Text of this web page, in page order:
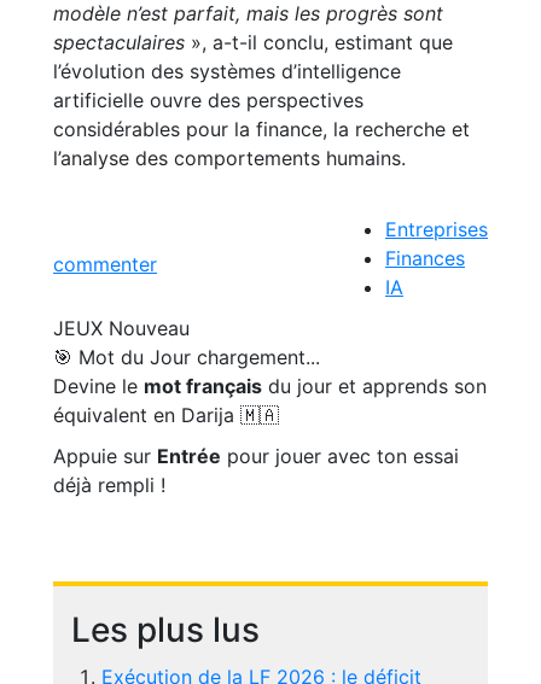
modèle n’est parfait, mais les progrès sont
spectaculaires », a-t-il conclu, estimant que
l’évolution des systèmes d’intelligence
artificielle ouvre des perspectives
considérables pour la finance, la recherche et
l’analyse des comportements humains.
commenter
Entreprises
Finances
IA
JEUX Nouveau
🎯 Mot du Jour chargement...
Devine le mot français du jour et apprends son
équivalent en Darija 🇲🇦
Appuie sur Entrée pour jouer avec ton essai
déjà rempli !
Les plus lus
Exécution de la LF 2026 : le déficit